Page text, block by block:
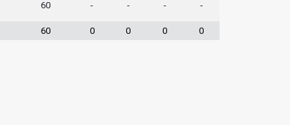
60 - - - -
60 0 0 0 0